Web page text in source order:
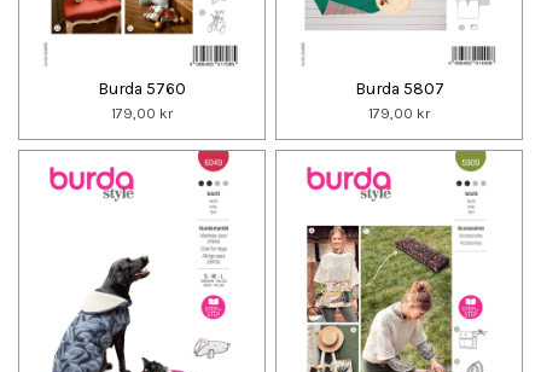
Burda 5760
179,00 kr
Burda 5807
179,00 kr